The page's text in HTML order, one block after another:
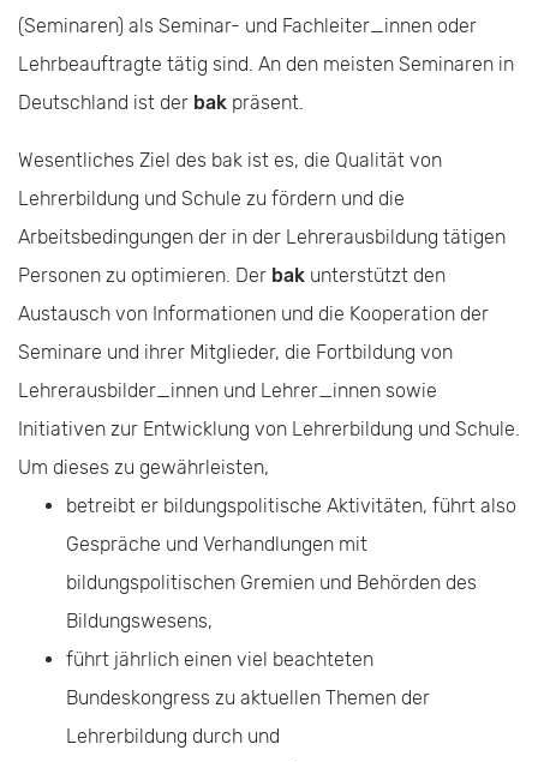
(Seminaren) als Seminar- und Fachleiter_innen oder
Lehrbeauftragte tätig sind. An den meisten Seminaren in
Deutschland ist der bak präsent.
Wesentliches Ziel des bak ist es, die Qualität von
Lehrerbildung und Schule zu fördern und die
Arbeitsbedingungen der in der Lehrerausbildung tätigen
Personen zu optimieren. Der bak unterstützt den
Austausch von Informationen und die Kooperation der
Seminare und ihrer Mitglieder, die Fortbildung von
Lehrerausbilder_innen und Lehrer_innen sowie
Initiativen zur Entwicklung von Lehrerbildung und Schule.
Um dieses zu gewährleisten,
betreibt er bildungspolitische Aktivitäten, führt also
Gespräche und Verhandlungen mit
bildungspolitischen Gremien und Behörden des
Bildungswesens,
führt jährlich einen viel beachteten
Bundeskongress zu aktuellen Themen der
Lehrerbildung durch und